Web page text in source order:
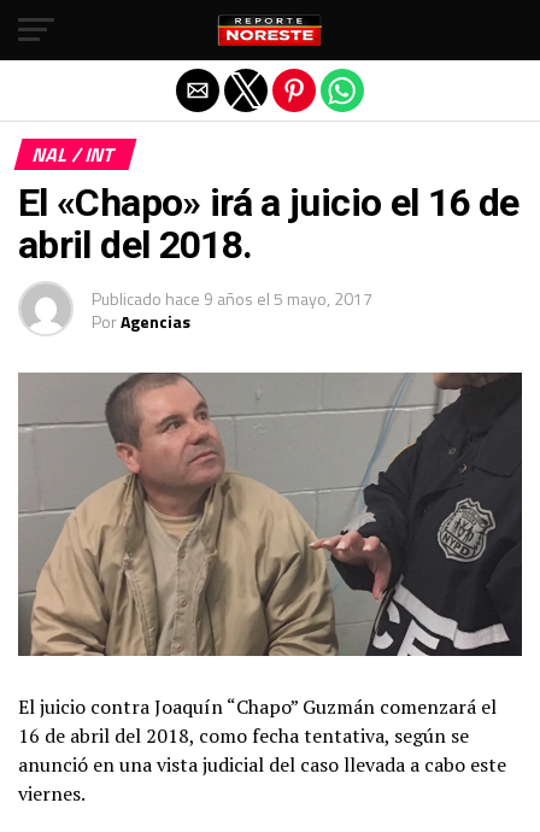
NAL / INT
El «Chapo» irá a juicio el 16 de
abril del 2018.
Publicado hace 9 años el5 mayo, 2017
PorAgencias
El juicio contra Joaquín “Chapo” Guzmán comenzará el
16 de abril del 2018, como fecha tentativa, según se
anunció en una vista judicial del caso llevada a cabo este
viernes.
Salir de la versión móvil